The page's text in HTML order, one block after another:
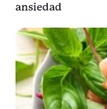
ansiedad